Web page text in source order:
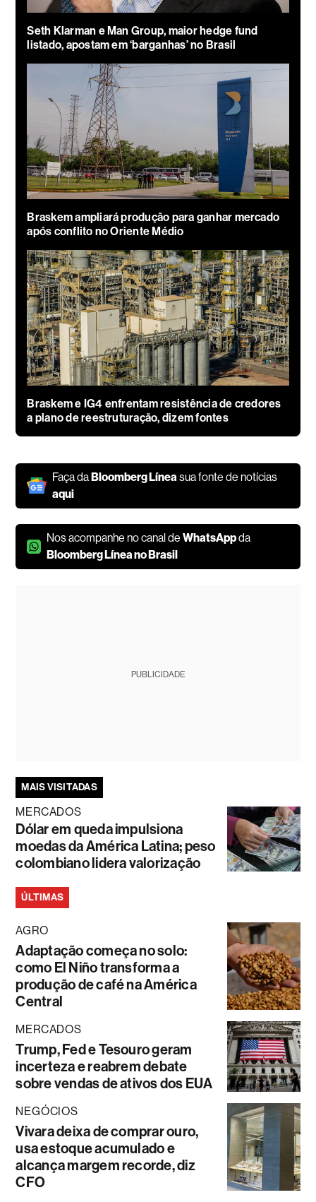
Seth Klarman e Man Group, maior hedge fund
listado, apostam em ‘barganhas’ no Brasil
Braskem ampliará produção para ganhar mercado
após conflito no Oriente Médio
Braskem e IG4 enfrentam resistência de credores
a plano de reestruturação, dizem fontes
Faça daBloomberg Línea sua fonte de notícias
aqui
Nos acompanhe no canal deWhatsAppda
Bloomberg Línea no Brasil
PUBLICIDADE
MAIS VISITADAS
MERCADOS
Dólar em queda impulsiona
moedas da América Latina; peso
colombiano lidera valorização
ÚLTIMAS
AGRO
Adaptação começa no solo:
como El Niño transforma a
produção de café na América
Central
MERCADOS
Trump, Fed e Tesouro geram
incerteza e reabrem debate
sobre vendas de ativos dos EUA
NEGÓCIOS
Vivara deixa de comprar ouro,
usa estoque acumulado e
alcança margem recorde, diz
CFO